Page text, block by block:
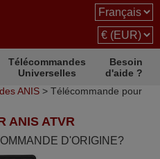
Télécommandes
Universelles
Besoin
d'aide ?
ANIS > Télécommande pour
ANIS ATVR
D'ORIGINE?